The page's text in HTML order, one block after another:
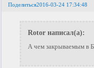
Поделиться2016-03-24 17:34:48
Rotor написал(а):
А чем закрываемым в